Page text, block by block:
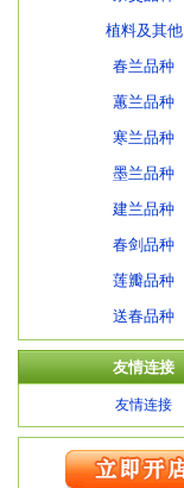
植料及其他
春兰品种
蕙兰品种
寒兰品种
墨兰品种
建兰品种
春剑品种
莲瓣品种
送春品种
友情连接
友情连接